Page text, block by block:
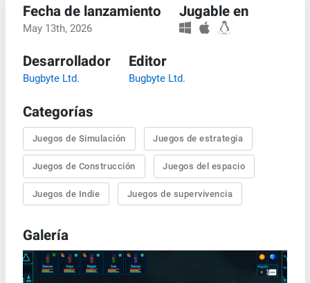
Fecha de lanzamiento
May 13th, 2026
Jugable en
Desarrollador
Bugbyte Ltd.
Editor
Bugbyte Ltd.
Categorías
Juegos de Simulación Juegos de estrategia
Juegos de Construcción Juegos del espacio
Juegos de Indie Juegos de supervivencia
Galería